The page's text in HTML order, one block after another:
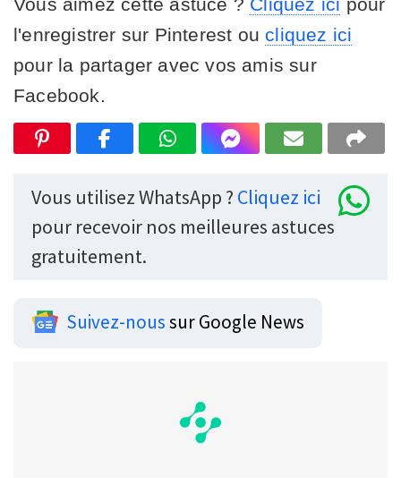
l'enregistrer sur Pinterest ou cliquez ici
pour la partager avec vos amis sur
Facebook.
Vous utilisez WhatsApp ? Cliquez ici
pour recevoir nos meilleures astuces
gratuitement.
Suivez-noussur Google News